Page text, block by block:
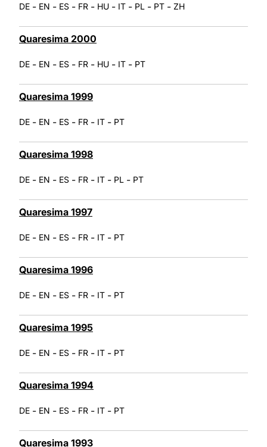
DE - EN - ES - FR - HU - IT - PL - PT - ZH
Quaresima 2000
DE - EN - ES - FR - HU - IT - PT
Quaresima 1999
DE - EN - ES - FR - IT - PT
Quaresima 1998
DE - EN - ES - FR - IT - PL - PT
Quaresima 1997
DE - EN - ES - FR - IT - PT
Quaresima 1996
DE - EN - ES - FR - IT - PT
Quaresima 1995
DE - EN - ES - FR - IT - PT
Quaresima 1994
DE - EN - ES - FR - IT - PT
Quaresima 1993